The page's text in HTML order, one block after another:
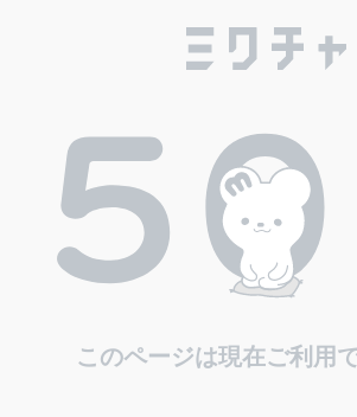
このページは現在ご利用